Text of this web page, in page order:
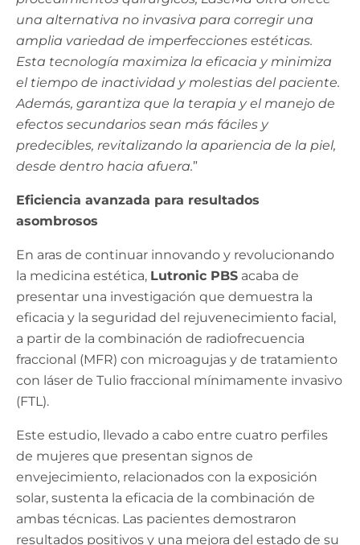
una alternativa no invasiva para corregir una
amplia variedad de imperfecciones estéticas.
Esta tecnología maximiza la eficacia y minimiza
el tiempo de inactividad y molestias del paciente.
Además, garantiza que la terapia y el manejo de
efectos secundarios sean más fáciles y
predecibles, revitalizando la apariencia de la piel,
desde dentro hacia afuera.”
Eficiencia avanzada para resultados
asombrosos
En aras de continuar innovando y revolucionando
la medicina estética, Lutronic PBS acaba de
presentar una investigación que demuestra la
eficacia y la seguridad del rejuvenecimiento facial,
a partir de la combinación de radiofrecuencia
fraccional (MFR) con microagujas y de tratamiento
con láser de Tulio fraccional mínimamente invasivo
(FTL).
Este estudio, llevado a cabo entre cuatro perfiles
de mujeres que presentan signos de
envejecimiento, relacionados con la exposición
solar, sustenta la eficacia de la combinación de
ambas técnicas. Las pacientes demostraron
resultados positivos y una mejora del estado de su